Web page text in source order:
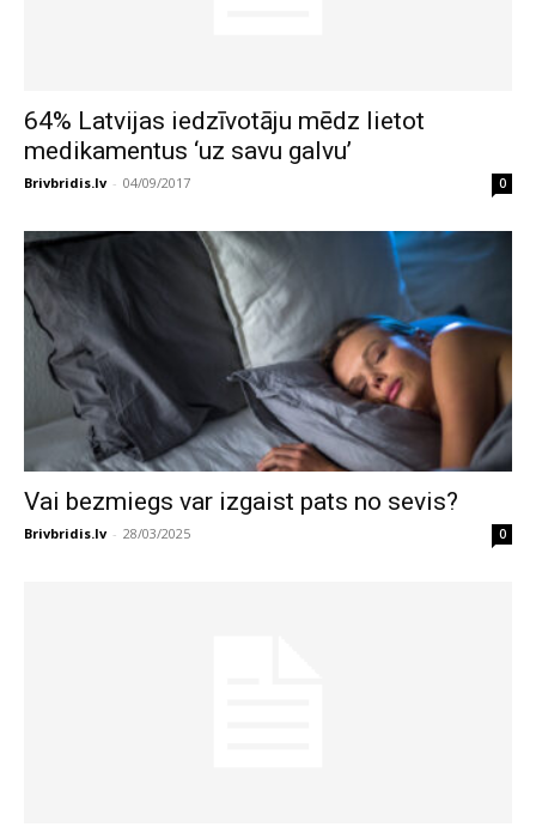
64% Latvijas iedzīvotāju mēdz lietot
medikamentus ‘uz savu galvu’
Brivbridis.lv - 04/09/2017 0
Vai bezmiegs var izgaist pats no sevis?
Brivbridis.lv - 28/03/2025 0